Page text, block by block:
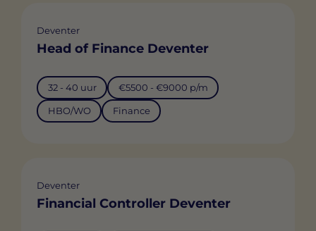
Deventer
Head of Finance Deventer
32 - 40 uur €5500 - €9000 p/m
HBO/WO Finance
Deventer
Financial Controller Deventer